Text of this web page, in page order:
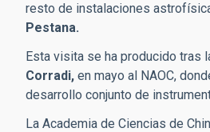
resto de instalaciones
Pestana.
Esta visita se ha producido tras
Corradi, en mayo al NAOC,
desarrollo conjunto de
La Academia de Ciencias de